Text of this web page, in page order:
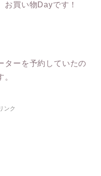
お買い物Dayです！
ターを予約していたの
ンク